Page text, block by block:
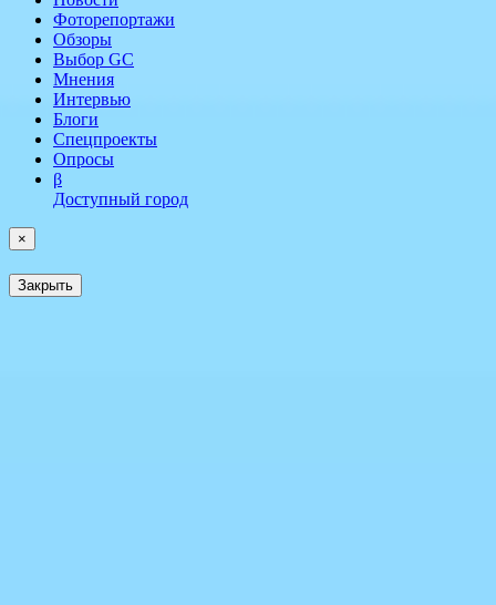
Фоторепортажи
Обзоры
Выбор GC
Мнения
Интервью
Блоги
Спецпроекты
Опросы
β
Доступный город
×
Закрыть